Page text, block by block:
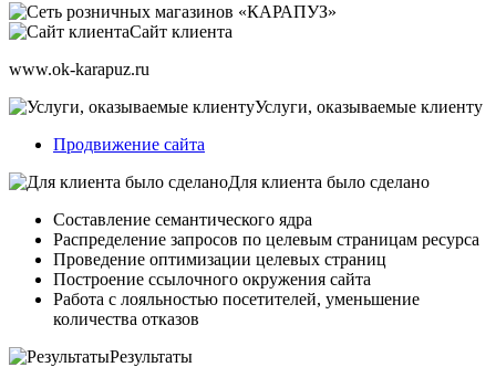
Сайт клиента
www.ok-karapuz.ru
Услуги, оказываемые клиенту
Продвижение сайта
Для клиента было сделано
Составление семантического ядра
Распределение запросов по целевым страницам ресурса
Проведение оптимизации целевых страниц
Построение ссылочного окружения сайта
Работа с лояльностью посетителей, уменьшение
количества отказов
Результаты